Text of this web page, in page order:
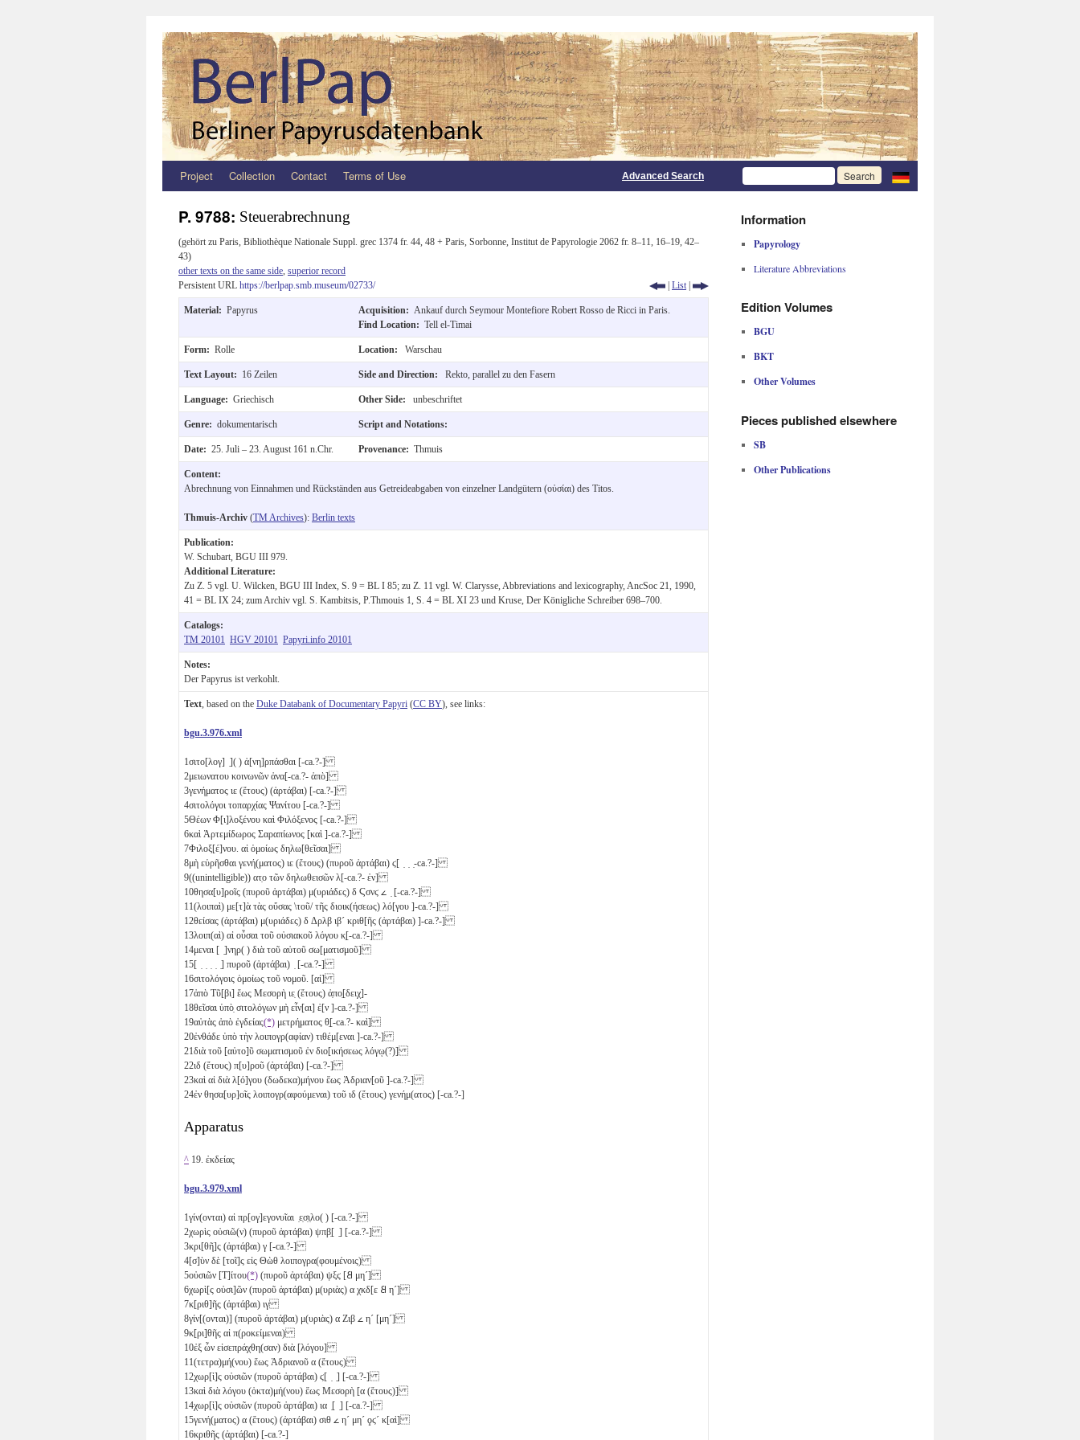
Zum
springen
Project Collection Contact Terms of Use Advanced Search
P. 9788: Steuerabrechnung
(gehört zu Paris, Bibliothèque Nationale Suppl. grec 1374 fr. 44, 48 + Paris, Sorbonne, Institut de Papyrologie 2062 fr. 8–11, 16–19, 42–
43)
other texts on the same side superior record
Persistent URL https://berlpap.smb.museum/02733/ | List |
Material: Papyrus Acquisition: Ankauf durch Seymour Montefiore Robert Rosso de Ricci in Paris.
Find Location: Tell el-Timai
Form: Rolle Location: Warschau
Text Layout: 16 Zeilen Side and Direction: Rekto, parallel zu den Fasern
Language: Griechisch Other Side: unbeschriftet
Genre: dokumentarisch Script and Notations:
Date: 25. Juli – 23. August 161 n.Chr. Provenance: Thmuis
Content:
Abrechnung von Einnahmen und Rückständen aus Getreideabgaben von einzelner Landgütern (οὐσίαι) des Titos.
Thmuis-Archiv (TM Archives): Berlin texts
Publication:
W. Schubart, BGU III 979.
Additional Literature:
Zu Z. 5 vgl. U. Wilcken, BGU III Index, S. 9 = BL I 85; zu Z. 11 vgl. W. Clarysse, Abbreviations and lexicography, AncSoc 21, 1990,
41 = BL IX 24; zum Archiv vgl. S. Kambitsis, P.Thmouis 1, S. 4 = BL XI 23 und Kruse, Der Königliche Schreiber 698–700.
Catalogs:
TM 20101 HGV 20101 Papyri.info 20101
Notes:
Der Papyrus ist verkohlt.
Text , based on the Duke Databank of Documentary Papyri (CC BY), see links:
bgu.3.976.xml
1σιτο[λογ] ̣]( ) ἀ[νη]ρπάσθαι [-ca.?-]
2μειωνατου κοινωνῶν ἀνα[-ca.?- ἀπὸ]
3γενήματος ιε (ἔτους) (ἀρτάβαι) [-ca.?-]
4σιτολόγοι τοπαρχίας Ψανίτου [-ca.?-]
5Θέων Φ[ι]λοξένου καὶ Φιλόξενος [-ca.?-]
6καὶ Ἀρτεμίδωρος Σαραπίωνος [καὶ ]-ca.?-]
7Φιλοξ[έ]νου. αἱ ὁμοίως δηλω[θεῖσαι]
8μὴ εὑρῆσθαι γενή(ματος) ιε (ἔτους) (πυροῦ ἀρτάβαι) ϛ[ ̣ ̣ ̣-ca.?-]
9((unintelligible)) ατ̣ο τῶν δηλωθεισῶν λ[-ca.?- ἐν]
10θησα[υ]ροῖς (πυροῦ ἀρτάβαι) μ(υριάδες) δ Ϛσνϛ 𐅵 ̣ [-ca.?-]
11(λοιπαὶ) με[τ]ὰ τὰς οὔσας \τοῦ/ τῆς διοικ(ήσεως) λό[γου ]-ca.?-]
12θείσας (ἀρτάβαι) μ(υριάδες) δ Δρλβ ιβ´ κριθ[ῆς (ἀρτάβαι) ]-ca.?-]
13λοιπ(αὶ) αἱ οὖσαι τοῦ οὐσιακοῦ λόγου κ̣[-ca.?-]
14μεναι [ ̣]νηρ( ) διὰ τοῦ αὐτοῦ σω[ματισμοῦ]
15[ ̣ ̣ ̣ ̣ ̣] πυροῦ (ἀρτάβαι) ̣ [-ca.?-]
16σιτολόγοις ὁμοίως τοῦ νομοῦ. [αἱ]
17ἀπὸ Τῦ[βι] ἕως Μεσορὴ ιε̣ (ἔτους) ἀ̣πο̣[δειχ]-
18θεῖσαι ὑπὸ̣ σιτολόγων μὴ εἶν[αι] ἐ[ν ]-ca.?-]
19αὐτὰς ἀπὸ ἐγδείας(*) μετρήματος θ̣[-ca.?- καὶ]
20ἐνθάδε ὑπὸ τὴν λοιπογρ(αφίαν) τιθέμ[εναι ]-ca.?-]
21διὰ τοῦ [αὐτο]ῦ σωματισμοῦ ἐν διο[ικήσεως λόγῳ(?)]
22ιδ (ἔτους) π[υ]ροῦ (ἀρτάβαι) [-ca.?-]
23καὶ αἱ διὰ λ[ό]γου (δωδεκα)μήνου ἕως Ἁδριαν[οῦ ]-ca.?-]
24ἐν θησα[υρ]οῖς λοιπογρ(αφούμεναι) τοῦ ιδ (ἔτους) γενήμ(ατος) [-ca.?-]
Apparatus
^ 19. ἐκδείας
bgu.3.979.xml
1γίν(ονται) αἱ πρ[ογ]εγονυῖαι ̣ε̣σ̣ι̣λο( ) [-ca.?-]
2χωρὶς οὐσιῶ(ν) (πυροῦ ἀρτάβαι) ψπβ̣[ ̣] [-ca.?-]
3κρι[θῆ]ς (ἀρτάβαι) γ [-ca.?-]
4[σ]ὺν δὲ [τοῖ]ς εἰς Θὼθ λοιπογρα(φουμένοις)
5οὐσιῶν [Τ]ίτου(*) (πυροῦ ἀρτάβαι) ψξϛ [𐅸 μη´]
6χωρὶ[ς οὐσι]ῶν (πυροῦ ἀρτάβαι) μ(υριὰς) α χκδ[ε 𐅸 η´]
7κ[ριθ]ῆς (ἀρτάβαι) ιγ
8γίν[(ονται)] (πυροῦ ἀρτάβαι) μ(υριὰς) α Ζιβ 𐅵 η´ [μη´]
9κ[ρι]θῆς αἱ π(ροκείμεναι)
10ἐξ ὧν εἰσεπράχθη(σαν) διὰ [λόγου]
11(τετρα)μή(νου) ἕως Ἁδριανοῦ α (ἔτους)
12χωρ[ὶ]ς οὐσιῶν (πυροῦ ἀρτάβαι) ϛ[ ̣ ̣] [-ca.?-]
13καὶ διὰ λόγου (ὀκτα)μή(νου) ἕως Μεσορὴ [α (ἔτους)]
14χωρ[ὶ]ς οὐσιῶν (πυροῦ ἀρτάβαι) ια ̣[ ̣] [-ca.?-]
15γενή(ματος) α (ἔτους) (ἀρτάβαι) σιθ 𐅵 η´ μη´ ϙϛ´ κ[αὶ]
16κριθῆς (ἀρτάβαι) [-ca.?-]
Information
Papyrology
Literature Abbreviations
Edition Volumes
BGU
BKT
Other Volumes
Pieces published elsewhere
SB
Other Publications